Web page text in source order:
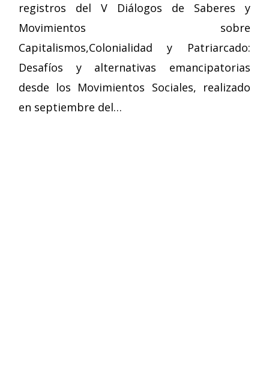
registros del V Diálogos de Saberes y
Movimientos sobre
Capitalismos,Colonialidad y Patriarcado:
Desafíos y alternativas emancipatorias
desde los Movimientos Sociales, realizado
en septiembre del…